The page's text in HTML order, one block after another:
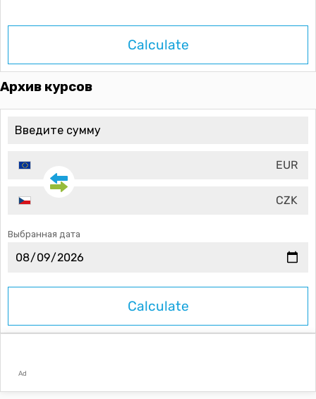
Calculate
Архив курсов
EUR
CZK
Выбранная дата
Ad